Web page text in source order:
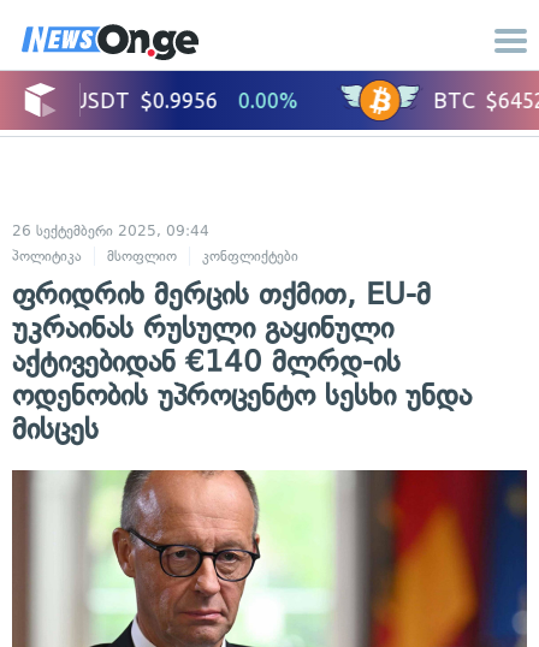
26 სექტემბერი 2025, 09:44
პოლიტიკა
მსოფლიო კონფლიქტები
ფრიდრიხ მერცის თქმით, EU-მ
უკრაინას რუსული გაყინული
აქტივებიდან €140 მლრდ-ის
ოდენობის უპროცენტო სესხი უნდა
მისცეს